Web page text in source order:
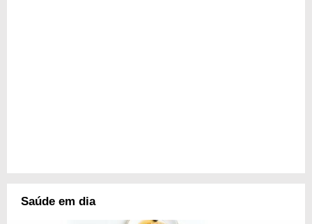
Saúde em dia